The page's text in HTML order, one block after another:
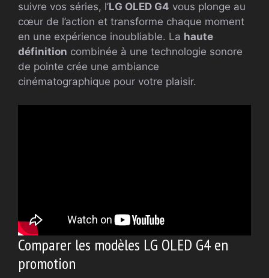
suivre vos séries, l’LG OLED G4 vous plonge au
cœur de l’action et transforme chaque moment
en une expérience inoubliable. La haute
définition combinée à une technologie sonore
de pointe crée une ambiance
cinématographique pour votre plaisir.
Comparer les modèles LG OLED G4 en
promotion